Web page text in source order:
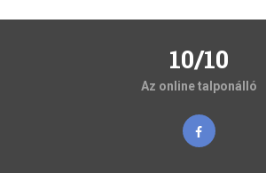
10/10
Az online talponálló